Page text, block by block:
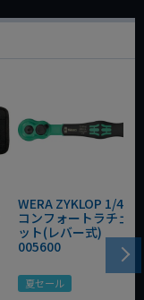
WERA ZYKLOP 1/4"
コンフォートラチェ
ット(レバー式)
005600
夏セール